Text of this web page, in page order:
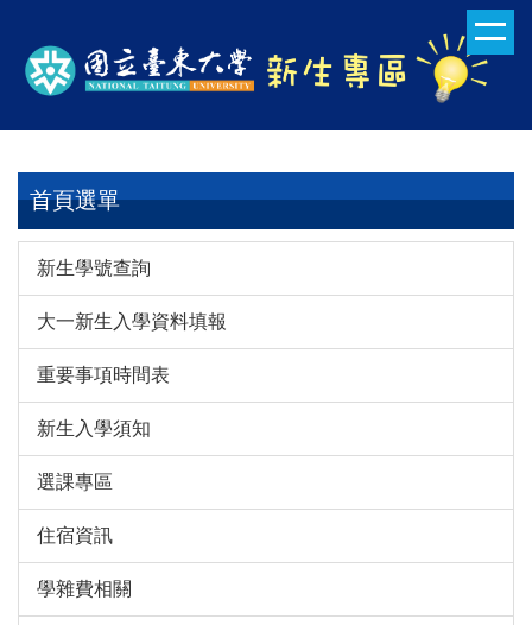
主
內
首頁選單
新生學號查詢
大一新生入學資料填報
重要事項時間表
新生入學須知
選課專區
住宿資訊
學雜費相關